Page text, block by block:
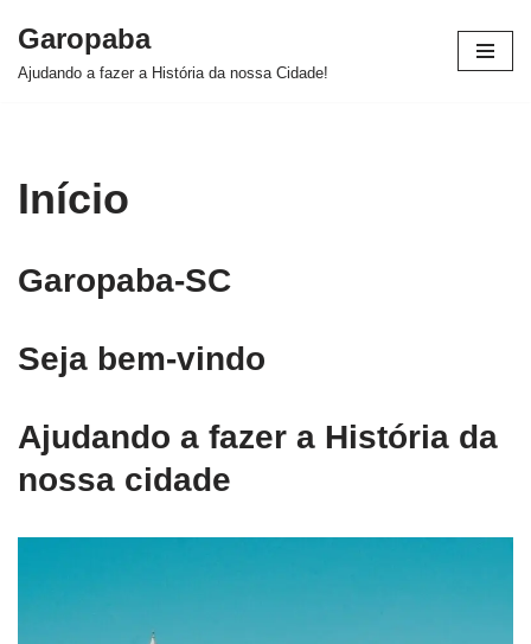
Pular
Garopaba
Ajudando a fazer a História da nossa Cidade!
Início
Garopaba-SC
Seja bem-vindo
Ajudando a fazer a História da
nossa cidade